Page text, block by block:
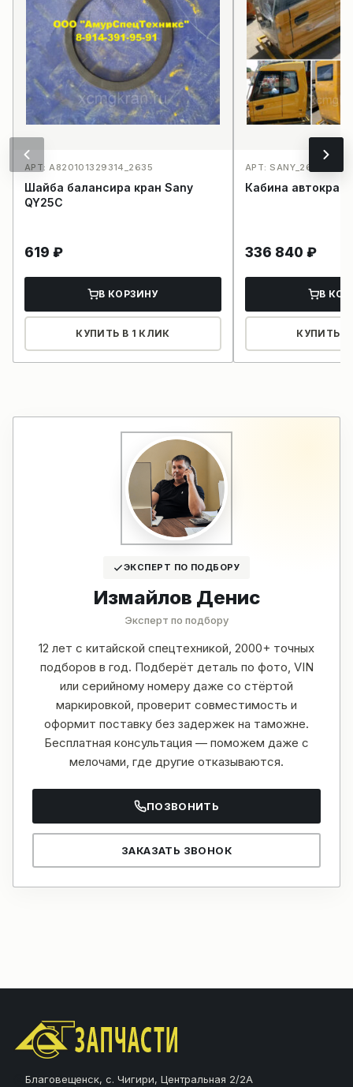
АРТ: A820101329314_2635
Шайба балансира кран Sany
QY25C
619 ₽
В КОРЗИНУ
КУПИТЬ В 1 КЛИК
АРТ: SANY_2647
Кабина
336 840 ₽
В
КУПИТЬ В
ЭКСПЕРТ ПО ПОДБОРУ
Измайлов Денис
Эксперт по подбору
12 лет с китайской спецтехникой, 2000+ точных
подборов в год. Подберёт деталь по фото, VIN
или серийному номеру даже со стёртой
маркировкой, проверит совместимость и
оформит поставку без задержек на таможне.
Бесплатная консультация — поможем даже с
мелочами, где другие отказываются.
ПОЗВОНИТЬ
ЗАКАЗАТЬ ЗВОНОК
Благовещенск, с. Чигири, Центральная 2/2А